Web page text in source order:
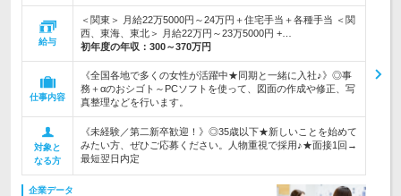
給与
＜関東＞ 月給22万5000円～24万円＋住宅手当＋各種手当 ＜関
西、東海、東北＞ 月給22万円～23万5000円 +…
初年度の年収： 300～370万円
仕事内容
《全国各地で多くの女性が活躍中★同期と一緒に入社♪》◎事
務＋αのおシゴト～PCソフトを使って、図面の作成や修正、写
真整理などを行います。
対象と
なる方
《未経験／第二新卒歓迎！》◎35歳以下★新しいことを始めて
みたい方、ぜひご応募ください。人物重視で採用♪★面接1回→
最短翌日内定
企業データ